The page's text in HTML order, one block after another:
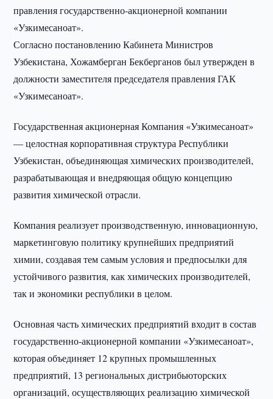
правления государственно-акционерной компании
«Узкимесаноат».
Согласно постановлению Кабинета Министров
Узбекистана, Хожамберган Бекберганов был утвержден в
должности заместителя председателя правления ГАК
«Узкимесаноат».
Государственная акционерная Компания «Узкимесаноат»
— целостная корпоративная структура Республики
Узбекистан, объединяющая химических производителей,
разрабатывающая и внедряющая общую концепцию
развития химической отрасли.
Компания реализует производственную, инновационную,
маркетинговую политику крупнейших предприятий
химии, создавая тем самым условия и предпосылки для
устойчивого развития, как химических производителей,
так и экономики республики в целом.
Основная часть химических предприятий входит в состав
государственно-акционерной компании «Узкимесаноат»,
которая объединяет 12 крупных промышленных
предприятий, 13 региональных дистрибьюторских
организаций, осуществляющих реализацию химической